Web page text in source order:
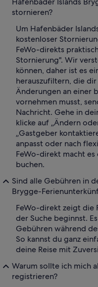
stornieren?
Um Hafenbäder
kostenloser
FeWo-direkts
Stornierung". Wir
können, daher ist es
herauszufiltern, die
Änderungen an einer
vornehmen musst,
Nachricht. Gehe in
klicke auf „Ändern
„Gastgeber
anpasst oder nach
FeWo-direkt macht
buchen.
Sind alle Gebühren in
Brygge-
FeWo-direkt zeigt die
der Suche beginnst.
Gebühren während
So kannst du ganz
deine Reise mit
Warum sollte ich mich
registrieren?